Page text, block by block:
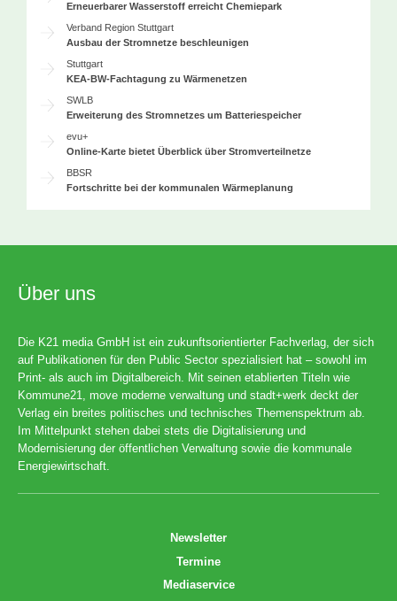
Erneuerbarer Wasserstoff erreicht Chemiepark
Verband Region Stuttgart
Ausbau der Stromnetze beschleunigen
Stuttgart
KEA-BW-Fachtagung zu Wärmenetzen
SWLB
Erweiterung des Stromnetzes um Batteriespeicher
evu+
Online-Karte bietet Überblick über Stromverteilnetze
BBSR
Fortschritte bei der kommunalen Wärmeplanung
Über uns
Die K21 media GmbH ist ein zukunftsorientierter Fachverlag, der sich
auf Publikationen für den Public Sector spezialisiert hat – sowohl im
Print- als auch im Digitalbereich. Mit seinen etablierten Titeln wie
Kommune21, move moderne verwaltung und stadt+werk deckt der
Verlag ein breites politisches und technisches Themenspektrum ab.
Im Mittelpunkt stehen dabei stets die Digitalisierung und
Modernisierung der öffentlichen Verwaltung sowie die kommunale
Energiewirtschaft.
Newsletter
Termine
Mediaservice